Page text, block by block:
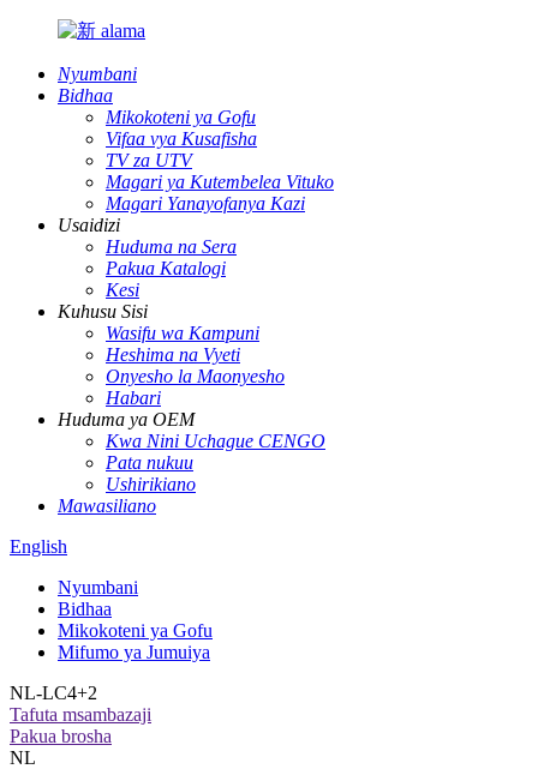
Nyumbani
Bidhaa
Mikokoteni ya Gofu
Vifaa vya Kusafisha
TV za UTV
Magari ya Kutembelea Vituko
Magari Yanayofanya Kazi
Usaidizi
Huduma na Sera
Pakua Katalogi
Kesi
Kuhusu Sisi
Wasifu wa Kampuni
Heshima na Vyeti
Onyesho la Maonyesho
Habari
Huduma ya OEM
Kwa Nini Uchague CENGO
Pata nukuu
Ushirikiano
Mawasiliano
English
Nyumbani
Bidhaa
Mikokoteni ya Gofu
Mifumo ya Jumuiya
NL-LC4+2
Tafuta msambazaji
Pakua brosha
NL